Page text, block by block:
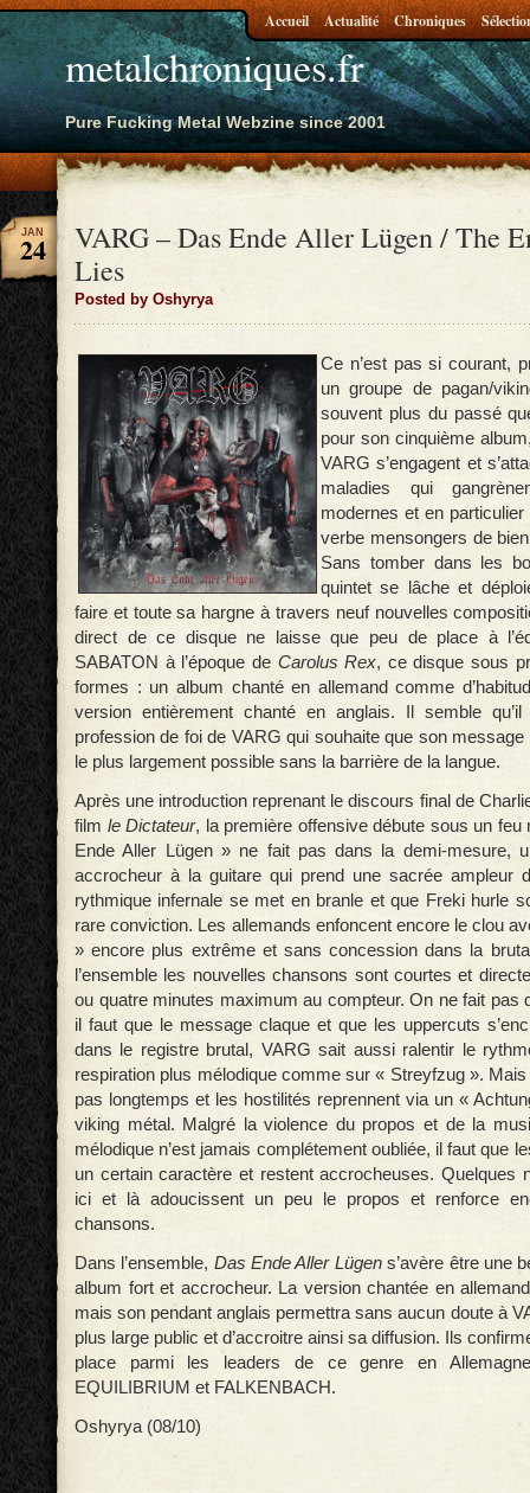
metalchroniques.fr
Pure Fucking Metal Webzine since 2001
Accueil Actualité Chroniques
VARG – Das Ende Aller Lügen / The
Lies
Posted by Oshyrya
JAN
24
Ce n’est pas si courant,
un groupe de pagan/
souvent plus du passé
pour son cinquième
VARG s’engagent et
maladies qui
modernes et en
verbe mensongers de
Sans tomber dans les
quintet se lâche et
faire et toute sa hargne à travers neuf nouvelles
direct de ce disque ne laisse que peu de place à
SABATON à l’époque de Carolus Rex, ce disque sous
formes : un album chanté en allemand comme
version entièrement chanté en anglais. Il semble qu’il
profession de foi de VARG qui souhaite que son
le plus largement possible sans la barrière de la langue.
Après une introduction reprenant le discours final de
film le Dictateur, la première offensive débute sous un feu
Ende Aller Lügen » ne fait pas dans la demi-mesure,
accrocheur à la guitare qui prend une sacrée ampleur
rythmique infernale se met en branle et que Freki hurle
rare conviction. Les allemands enfoncent encore le clou
» encore plus extrême et sans concession dans la
l’ensemble les nouvelles chansons sont courtes et
ou quatre minutes maximum au compteur. On ne fait pas
il faut que le message claque et que les uppercuts
dans le registre brutal, VARG sait aussi ralentir le
respiration plus mélodique comme sur « Streyfzug ». Mais
pas longtemps et les hostilités reprennent via un «
viking métal. Malgré la violence du propos et de la
mélodique n’est jamais complétement oubliée, il faut que
un certain caractère et restent accrocheuses. Quelques
ici et là adoucissent un peu le propos et renforce
chansons.
Dans l’ensemble, Das Ende Aller Lügens’avère être une
album fort et accrocheur. La version chantée en
mais son pendant anglais permettra sans aucun doute à
plus large public et d’accroitre ainsi sa diffusion. Ils
place parmi les leaders de ce genre en
EQUILIBRIUM et FALKENBACH.
Oshyrya (08/10)